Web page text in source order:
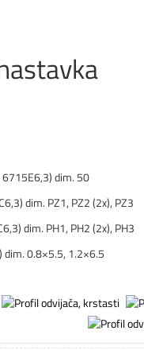
dim. 50
dim. PZ1, PZ2 (2x), PZ3
dim. PH1, PH2 (2x), PH3
0.8×5.5, 1.2×6.5